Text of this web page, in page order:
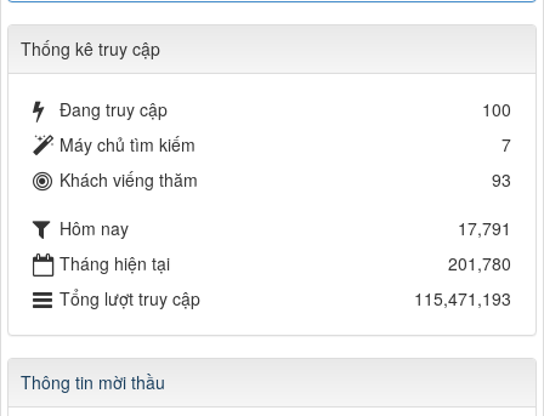
Thống kê truy cập
Đang truy cập
100
Máy chủ tìm kiếm
7
Khách viếng thăm
93
Hôm nay
17,791
Tháng hiện tại
201,780
Tổng lượt truy cập
115,471,193
Thông tin mời thầu